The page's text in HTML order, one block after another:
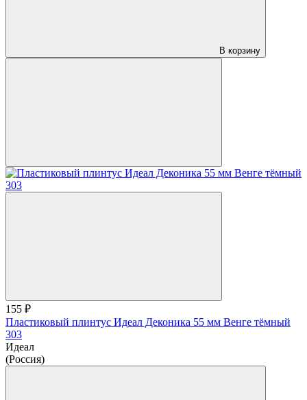
В корзину
155 ₽
Пластиковый плинтус Идеал Деконика 55 мм Венге тёмный
303
Идеал
(Россия)